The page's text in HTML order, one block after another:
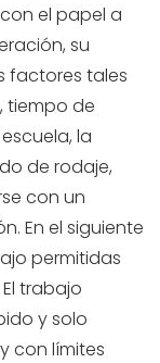
el papel a
su
factores tales
tiempo de
la
de rodaje,
con un
En el siguiente
permitidas
trabajo
y solo
con límites